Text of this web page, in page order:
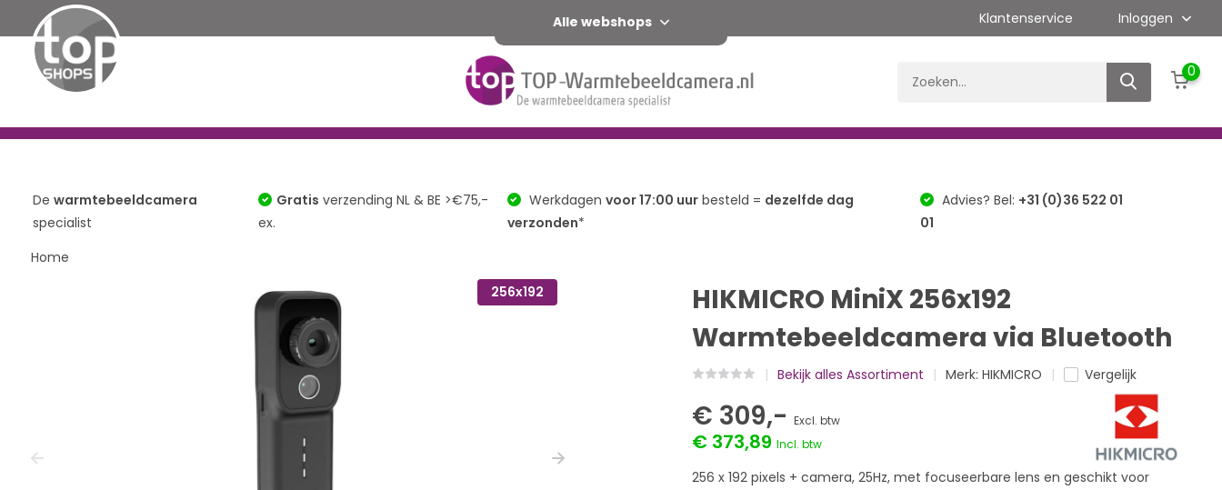
Alle webshops Klantenservice Inloggen
0
De warmtebeeldcamera
specialist
Gratis verzending NL & BE >€75,-
ex.
Werkdagen voor 17:00 uurbesteld = dezelfde dag
verzonden*
Advies? Bel: +31 (0)36 522 01
01
Home
256x192
HIKMICRO MiniX 256x192
Warmtebeeldcamera via Bluetooth
Bekijk alles Assortiment Merk:HIKMICRO Vergelijk
€ 309,-Excl. btw
€ 373,89Incl. btw
256 x 192 pixels + camera, 25Hz, met focuseerbare lens en geschikt voor